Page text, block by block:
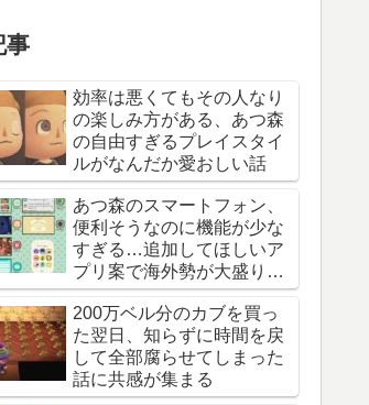
事
効率は悪くてもその人なり
の楽しみ方がある、あつ森
の自由すぎるプレイスタイ
ルがなんだか愛おしい話
あつ森のスマートフォン、
便利そうなのに機能が少な
すぎる…追加してほしいア
プリ案で海外勢が大盛り上
がり
200万ベル分のカブを買っ
た翌日、知らずに時間を戻
して全部腐らせてしまった
話に共感が集まる